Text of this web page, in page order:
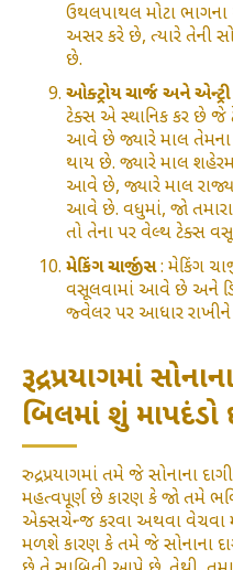
ઉથલપાથલ મોટા
અસર કરે છે, ત્યારે તેની
છે.
ઓક્ટ્રોય ચાર્જ અને
ટેક્સ એ સ્થાનિક કર છે જે
આવે છે જ્યારે માલ તેમના
થાય છે. જ્યારે માલ
આવે છે, જ્યારે માલ
આવે છે. વધુમાં, જો તમારા
તો તેના પર વેલ્થ ટેક્સ
મેકિંગ ચાર્જીસ: મેકિંગ
વસૂલવામાં આવે છે અને
જ્વેલર પર આધાર
રૂદ્રપ્રયાગમાં
બિલમાં શું માપદંડો
રુદ્રપ્રયાગમાં તમે જે સોનાના
મહત્વપૂર્ણ છે કારણ કે જો તમે
એક્સચેન્જ કરવા અથવા વેચવા
મળશે કારણ કે તમે જે સોનાના